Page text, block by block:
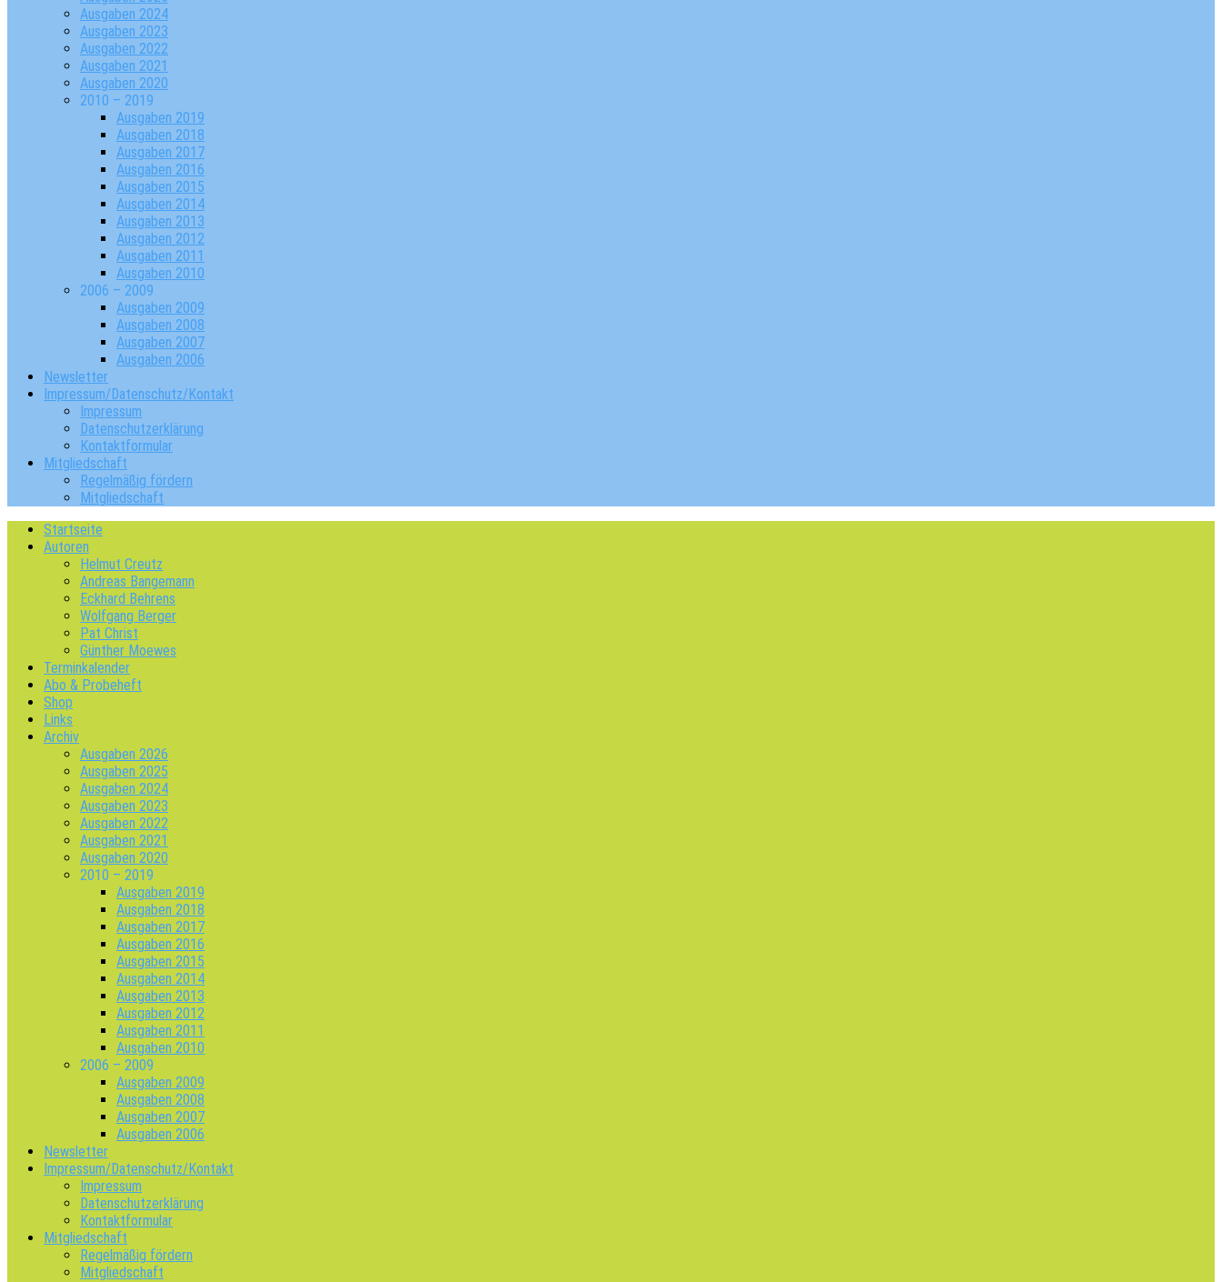
Ausgaben 2024
Ausgaben 2023
Ausgaben 2022
Ausgaben 2021
Ausgaben 2020
2010 – 2019
Ausgaben 2019
Ausgaben 2018
Ausgaben 2017
Ausgaben 2016
Ausgaben 2015
Ausgaben 2014
Ausgaben 2013
Ausgaben 2012
Ausgaben 2011
Ausgaben 2010
2006 – 2009
Ausgaben 2009
Ausgaben 2008
Ausgaben 2007
Ausgaben 2006
Newsletter
Impressum/Datenschutz/Kontakt
Impressum
Datenschutzerklärung
Kontaktformular
Mitgliedschaft
Regelmäßig fördern
Mitgliedschaft
Startseite
Autoren
Helmut Creutz
Andreas Bangemann
Eckhard Behrens
Wolfgang Berger
Pat Christ
Günther Moewes
Terminkalender
Abo & Probeheft
Shop
Links
Archiv
Ausgaben 2026
Ausgaben 2025
Ausgaben 2024
Ausgaben 2023
Ausgaben 2022
Ausgaben 2021
Ausgaben 2020
2010 – 2019
Ausgaben 2019
Ausgaben 2018
Ausgaben 2017
Ausgaben 2016
Ausgaben 2015
Ausgaben 2014
Ausgaben 2013
Ausgaben 2012
Ausgaben 2011
Ausgaben 2010
2006 – 2009
Ausgaben 2009
Ausgaben 2008
Ausgaben 2007
Ausgaben 2006
Newsletter
Impressum/Datenschutz/Kontakt
Impressum
Datenschutzerklärung
Kontaktformular
Mitgliedschaft
Regelmäßig fördern
Mitgliedschaft